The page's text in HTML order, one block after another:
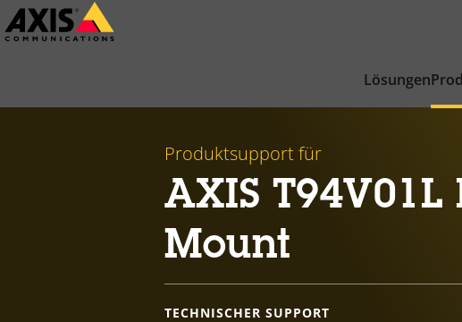
Zum
Hauptinhalt
Lösungen
Produktsupport für
AXIS T94V01L
Mount
TECHNISCHER SUPPORT